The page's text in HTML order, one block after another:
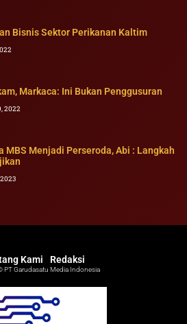
Bisnis Sektor Perikanan Kaltim
Markaca: Ini Bukan Penggusuran
2022
MBS Menjadi Perseroda, Abi : Langkah
Kami Redaksi
PT Garudasatu Media Indonesia